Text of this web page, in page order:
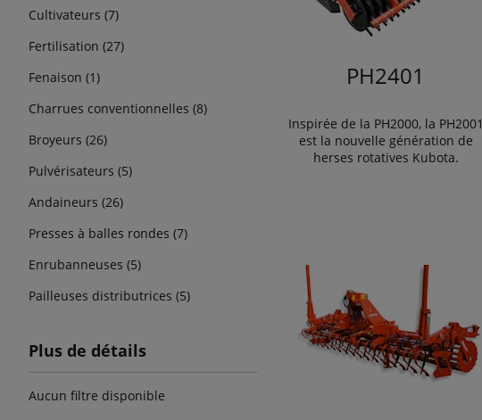
Cultivateurs (7)
Fertilisation (27)
Fenaison (1)
Charrues conventionnelles (8)
Broyeurs (26)
Pulvérisateurs (5)
Andaineurs (26)
Presses à balles rondes (7)
Enrubanneuses (5)
Pailleuses distributrices (5)
Plus de détails
Aucun filtre disponible
PH2401
Inspirée de la PH2000, la PH2001
est la nouvelle génération de
herses rotatives Kubota.